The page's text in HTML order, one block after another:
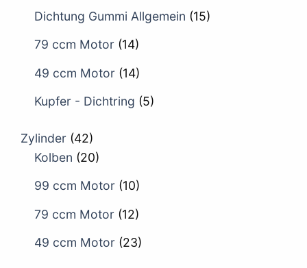
Dichtung Gummi Allgemein (15)
79 ccm Motor (14)
49 ccm Motor (14)
Kupfer - Dichtring (5)
Zylinder (42)
Kolben (20)
99 ccm Motor (10)
79 ccm Motor (12)
49 ccm Motor (23)